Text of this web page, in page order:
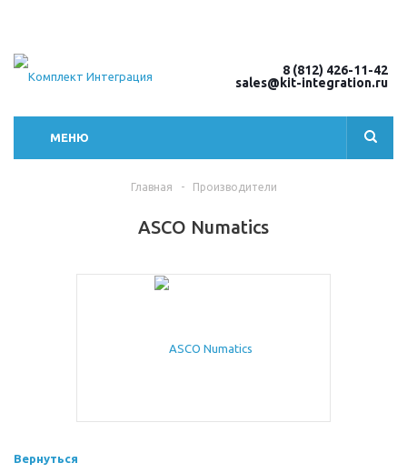
8 (812) 426-11-42
sales@kit-integration.ru
МЕНЮ
Главная - Производители
ASCO Numatics
Вернуться